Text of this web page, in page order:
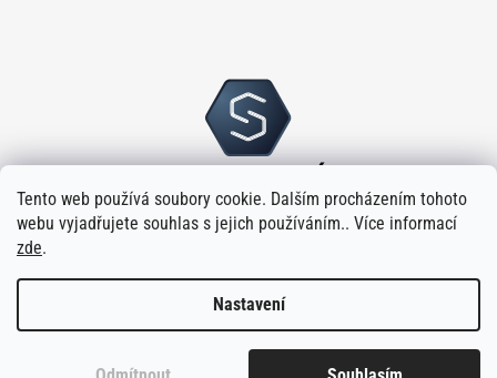
Tento web používá soubory cookie. Dalším procházením tohoto
webu vyjadřujete souhlas s jejich používáním.. Více informací
zde.
Nastavení